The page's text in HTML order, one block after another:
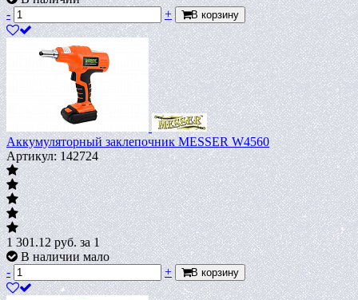
-
+ В корзину
Аккумуляторный заклепочник MESSER W4560
Артикул: 142724
1 301.12руб.за 1
В наличии мало
-
+ В корзину